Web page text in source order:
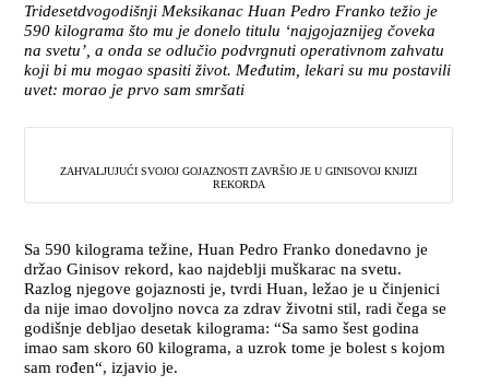
Tridesetdvogodišnji Meksikanac Huan Pedro Franko težio je
590 kilograma što mu je donelo titulu ‘najgojaznijeg čoveka
na svetu’, a onda se odlučio podvrgnuti operativnom zahvatu
koji bi mu mogao spasiti život. Međutim, lekari su mu postavili
uvet: morao je prvo sam smršati
ZAHVALJUJUĆI SVOJOJ GOJAZNOSTI ZAVRŠIO JE U GINISOVOJ KNJIZI
REKORDA
Sa 590 kilograma težine, Huan Pedro Franko donedavno je
držao Ginisov rekord, kao najdeblji muškarac na svetu.
Razlog njegove gojaznosti je, tvrdi Huan, ležao je u činjenici
da nije imao dovoljno novca za zdrav životni stil, radi čega se
godišnje debljao desetak kilograma: “Sa samo šest godina
imao sam skoro 60 kilograma, a uzrok tome je bolest s kojom
sam rođen“, izjavio je.